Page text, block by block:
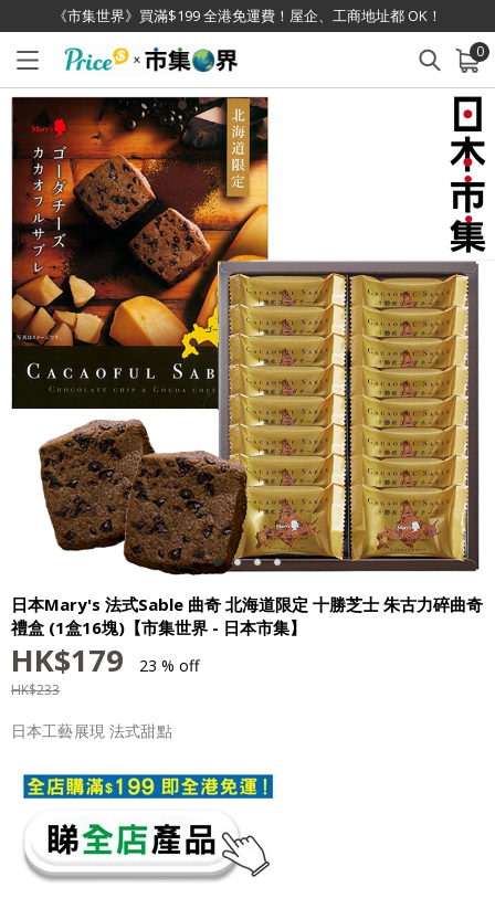
《市集世界》買滿$199 全港免運費！屋企、工商地址都 OK！
0
已加入購物車 查看
日本Mary's 法式Sable 曲奇 北海道限定 十勝芝士 朱古力碎曲奇
禮盒 (1盒16塊)【市集世界 - 日本市集】
HK$179 23 % off
HK$233
日本工藝展現 法式甜點